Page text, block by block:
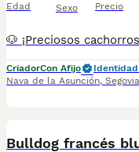
Edad Sexo Precio
CriadorCon Afijo
Nava de la Asunción, Segovia
Bulldog francés